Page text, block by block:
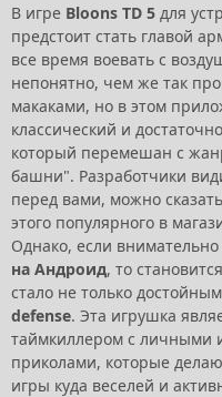
В игре Bloons TD 5 для
предстоит стать главой
все время воевать с
непонятно, чем же так
макаками, но в этом
классический и
который перемешан с
башни". Разработчики
перед вами, можно
этого популярного в
Однако, если
на Андроид, то
стало не только
defense. Эта игрушка
таймкиллером с личными
приколами, которые
игры куда веселей и